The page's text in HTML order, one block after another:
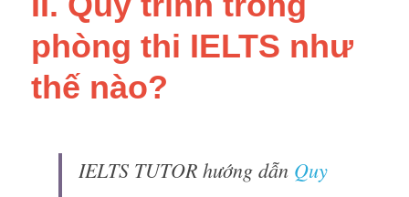
phòng thi IELTS như
thế nào?
IELTS TUTOR hướng dẫn Quy